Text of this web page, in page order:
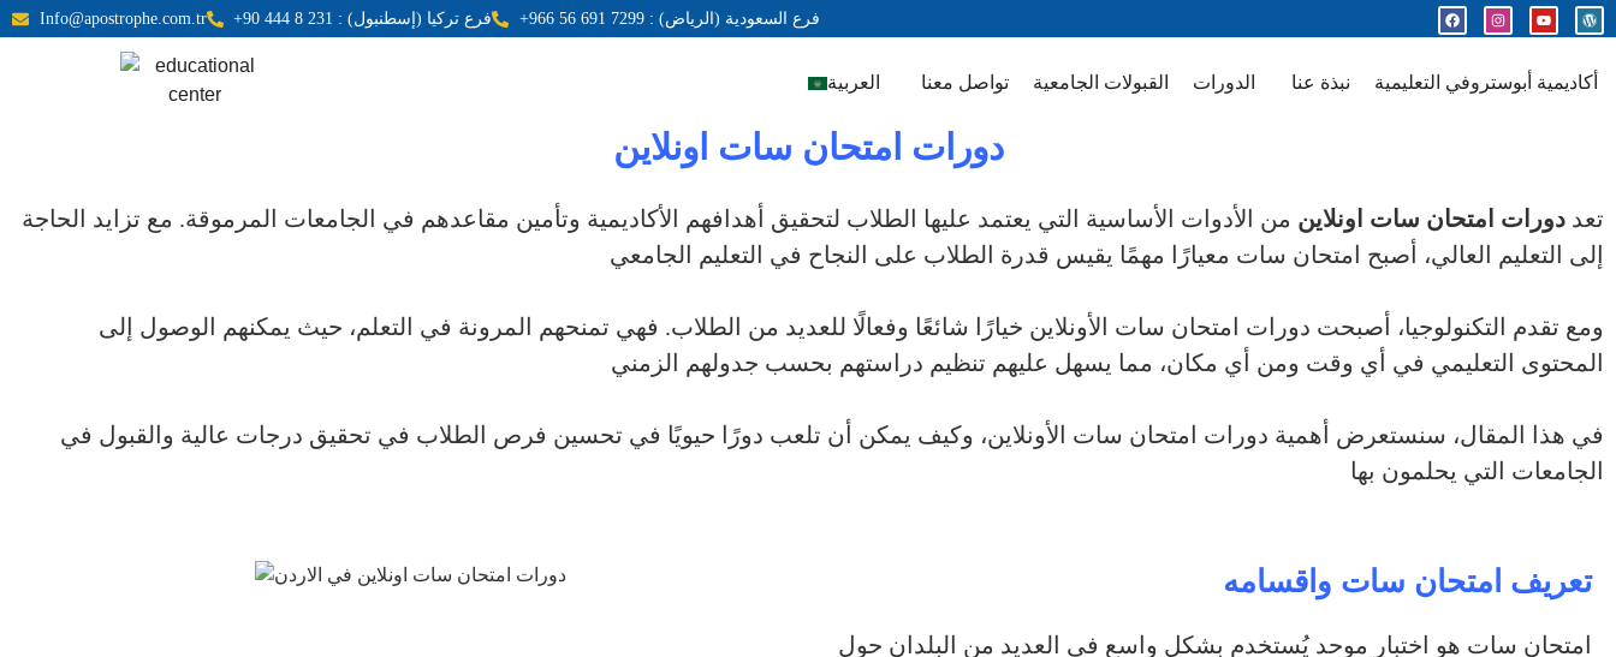
Info@apostrophe.com.tr +90 444 8 231 : فرع تركيا (إسطنبول) +966 56 691 7299 : فرع السعودية (الرياض)
العربية تواصل معنا القبولات الجامعية الدورات نبذة عنا أكاديمية أبوستروفي التعليمية
دورات امتحان سات اونلاين
تعد دورات امتحان سات اونلاين من الأدوات الأساسية التي يعتمد عليها الطلاب لتحقيق أهدافهم الأكاديمية وتأمين مقاعدهم في الجامعات المرموقة. مع تزايد الحاجة
إلى التعليم العالي، أصبح امتحان سات معيارًا مهمًا يقيس قدرة الطلاب على النجاح في التعليم الجامعي
ومع تقدم التكنولوجيا، أصبحت دورات امتحان سات الأونلاين خيارًا شائعًا وفعالًا للعديد من الطلاب. فهي تمنحهم المرونة في التعلم، حيث يمكنهم الوصول إلى
المحتوى التعليمي في أي وقت ومن أي مكان، مما يسهل عليهم تنظيم دراستهم بحسب جدولهم الزمني
في هذا المقال، سنستعرض أهمية دورات امتحان سات الأونلاين، وكيف يمكن أن تلعب دورًا حيويًا في تحسين فرص الطلاب في تحقيق درجات عالية والقبول في
الجامعات التي يحلمون بها
تعريف امتحان سات واقسامه
امتحان سات هو اختبار موحد يُستخدم بشكل واسع في العديد من البلدان حول